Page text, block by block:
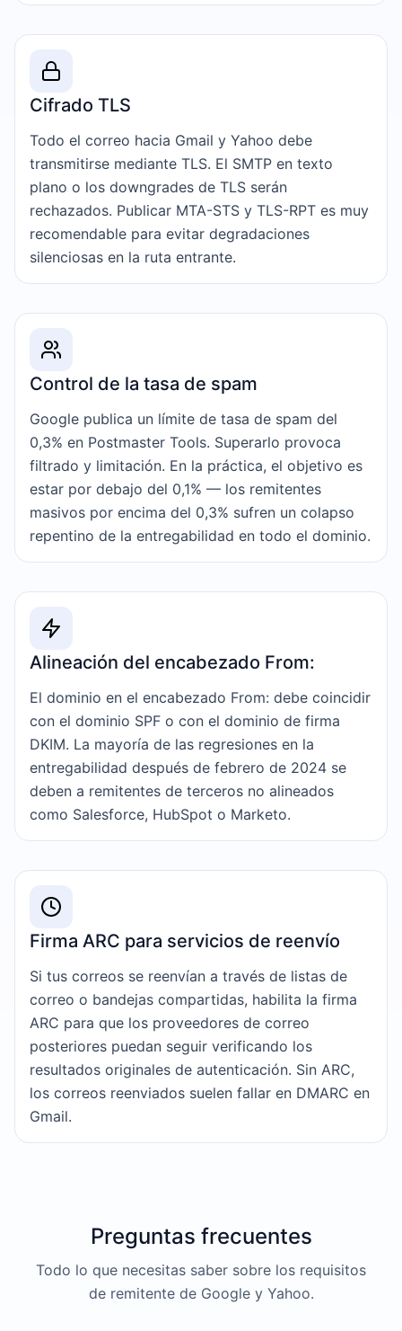
Cifrado TLS
Todo el correo hacia Gmail y Yahoo debe
transmitirse mediante TLS. El SMTP en texto
plano o los downgrades de TLS serán
rechazados. Publicar MTA-STS y TLS-RPT es muy
recomendable para evitar degradaciones
silenciosas en la ruta entrante.
Control de la tasa de spam
Google publica un límite de tasa de spam del
0,3% en Postmaster Tools. Superarlo provoca
filtrado y limitación. En la práctica, el objetivo es
estar por debajo del 0,1% — los remitentes
masivos por encima del 0,3% sufren un colapso
repentino de la entregabilidad en todo el dominio.
Alineación del encabezado From:
El dominio en el encabezado From: debe coincidir
con el dominio SPF o con el dominio de firma
DKIM. La mayoría de las regresiones en la
entregabilidad después de febrero de 2024 se
deben a remitentes de terceros no alineados
como Salesforce, HubSpot o Marketo.
Firma ARC para servicios de reenvío
Si tus correos se reenvían a través de listas de
correo o bandejas compartidas, habilita la firma
ARC para que los proveedores de correo
posteriores puedan seguir verificando los
resultados originales de autenticación. Sin ARC,
los correos reenviados suelen fallar en DMARC en
Gmail.
Preguntas frecuentes
Todo lo que necesitas saber sobre los requisitos
de remitente de Google y Yahoo.